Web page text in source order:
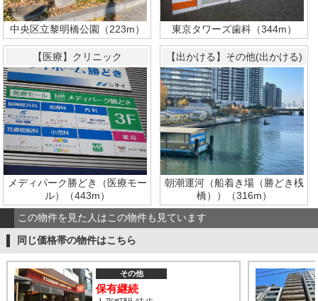
中央区立黎明橋公園（223m） 東京タワーズ歯科（344m）
【医療】クリニック
メディパーク勝どき（医療モー
ル）（443m）
【出かける】その他(出かける)
朝潮運河（船着き場（勝どき桟
橋））（316m）
この物件を見た人はこの物件も見ています
同じ価格帯の物件はこちら
その他
保有継続